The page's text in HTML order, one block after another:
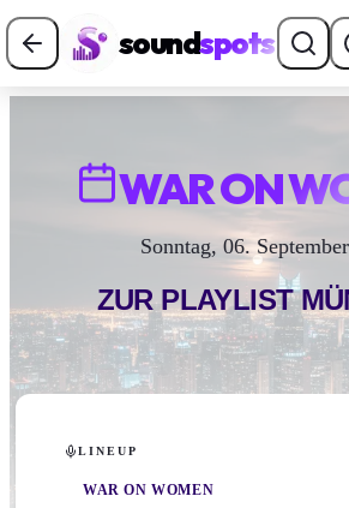
soundspots
WAR ON
Sonntag, 06.
ZUR PLAYLIST
LINEUP
WAR ON WOMEN